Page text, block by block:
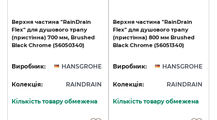
Верхня частина "RainDrain
Flex" для душового трапу
(пристінна) 700 мм, Brushed
Black Chrome (56050340)
Виробник: HANSGROHE
Колекція: RAINDRAIN
Кількість товару обмежена
Верхня частина "RainDrain
Flex" для душового трапу
(пристінна) 800 мм Brushed
Black Chrome (56051340)
Виробник: HANSGROHE
Колекція: RAINDRAIN
Кількість товару обмежена